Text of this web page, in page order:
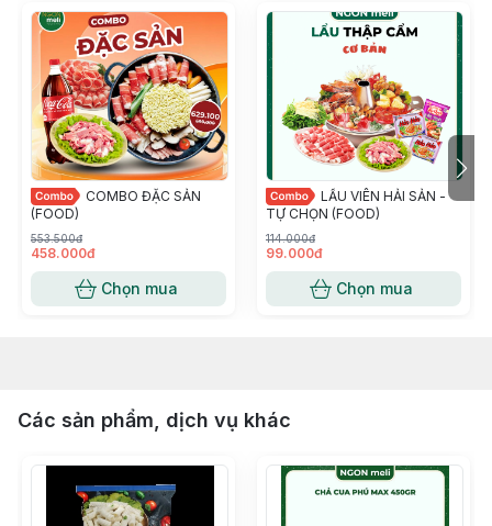
COMBO ĐẶC SẢN
(FOOD)
553.500đ
458.000đ
Chọn mua
LẨU VIÊN HẢI SẢN -
TỰ CHỌN (FOOD)
114.000đ
99.000đ
Chọn mua
Các sản phẩm, dịch vụ khác